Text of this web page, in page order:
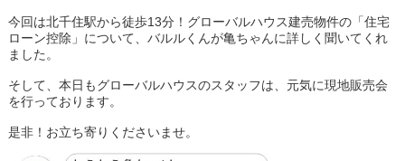
今回は北千住駅から徒歩13分！グローバルハウス建売物件の「住宅
ローン控除」について、バルルくんが亀ちゃんに詳しく聞いてくれ
ました。
そして、本日もグローバルハウスのスタッフは、元気に現地販売会
を行っております。
是非！お立ち寄りくださいませ。